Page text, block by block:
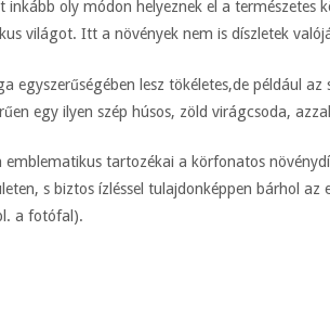
inkább oly módon helyeznek el a
világot. Itt a növények nem is díszletek
egyszerűségében lesz tökéletes,de például
egy ilyen szép húsos, zöld virágcsoda,
tartozékai a körfonatos
s biztos ízléssel tulajdonképpen bárhol az
a fotófal).